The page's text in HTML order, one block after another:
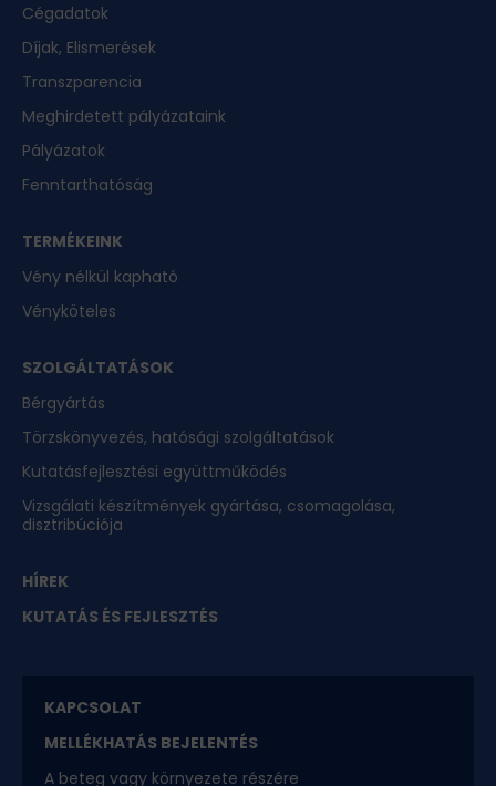
Cégadatok
Díjak, Elismerések
Transzparencia
Meghirdetett pályázataink
Pályázatok
Fenntarthatóság
TERMÉKEINK
Vény nélkül kapható
Vényköteles
SZOLGÁLTATÁSOK
Bérgyártás
Törzskönyvezés, hatósági szolgáltatások
Kutatásfejlesztési együttműködés
Vizsgálati készítmények gyártása, csomagolása,
disztribúciója
HÍREK
KUTATÁS ÉS FEJLESZTÉS
KAPCSOLAT
MELLÉKHATÁS BEJELENTÉS
A beteg vagy környezete részére